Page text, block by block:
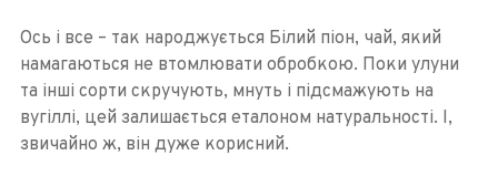
Ось і все – так народжується Білий піон, чай, який
намагаються не втомлювати обробкою. Поки улуни
та інші сорти скручують, мнуть і підсмажують на
вугіллі, цей залишається еталоном натуральності. І,
звичайно ж, він дуже корисний.